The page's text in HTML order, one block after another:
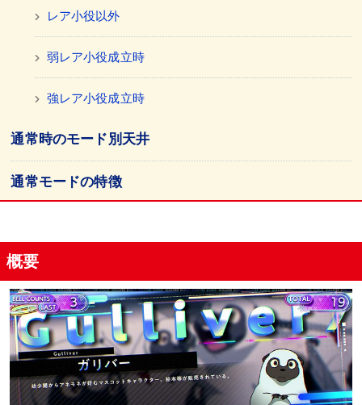
レア小役以外
弱レア小役成立時
強レア小役成立時
通常時のモード別天井
通常モードの特徴
エピソードモードの特徴
概要